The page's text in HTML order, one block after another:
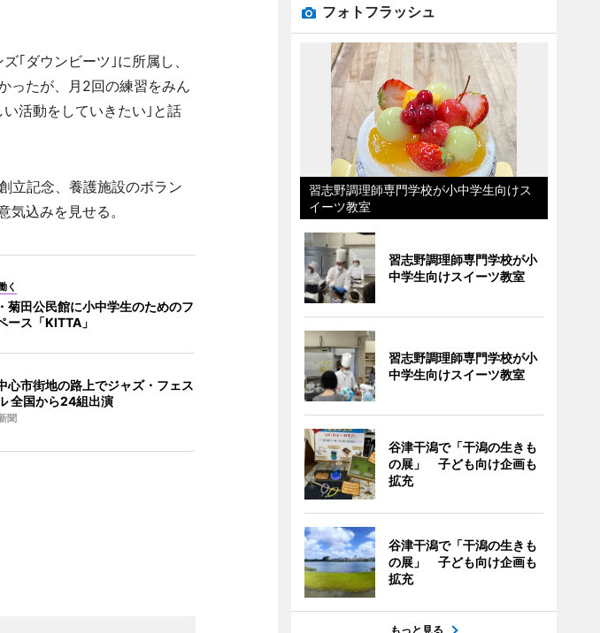
｢ダウンビーツ｣に所属し、
ったが、月2回の練習をみん
活動をしていきたい｣と話
立記念、養護施設のボラン
込みを見せる。
く
菊田公民館に小中学生のためのフ
ース「KITTA」
心市街地の路上でジャズ・フェス
全国から24組出演
聞
フォトフラッシュ
習志野調理師専門学校が小中学生向けス
イーツ教室
習志野調理師専門学校が小
中学生向けスイーツ教室
習志野調理師専門学校が小
中学生向けスイーツ教室
谷津干潟で「干潟の生きも
の展」 子ども向け企画も
拡充
谷津干潟で「干潟の生きも
の展」 子ども向け企画も
拡充
もっと見る